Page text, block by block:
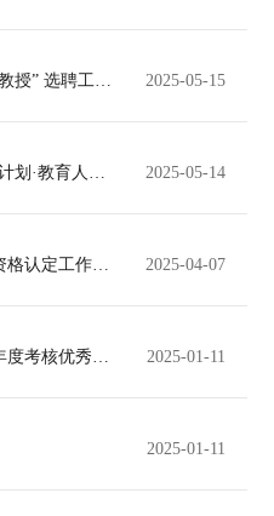
2025-05-15
2025-05-14
关于2025年高等学校教师资格认定工作安排的通知 2025-04-07
2025-01-11
2025-01-11